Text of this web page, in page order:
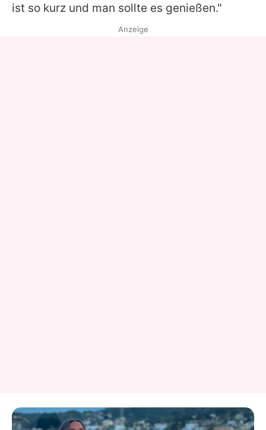
ist so kurz und man sollte es genießen."
Anzeige